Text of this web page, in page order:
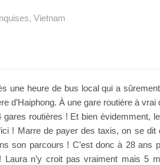
, Vietnam
une heure de bus local qui a
d’Haiphong. À une gare routière à vrai
gares routières ! Et bien évidemment,
! Marre de payer des taxis, on se dit
son parcours ! C’est donc à 28 ans
n’y croit pas vraiment mais 5